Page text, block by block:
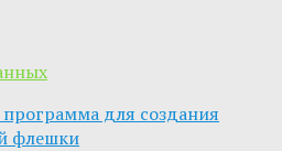
для создания
флешки